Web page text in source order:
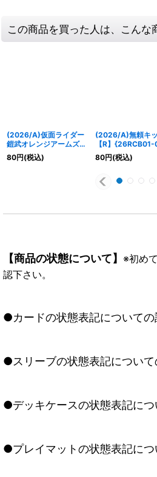
この商品を買った人は、こんな
(2026/A)仮面ライダー
鎧武オレンジアームズ
【R】{26RCB01-001}
《赤》
80円(税込)
(2026/A)無頼キ
【R】
《赤》
80円(税込)
【商品の状態について】 ※初め
認下さい。
●カードの状態表記についての
●スリーブの状態表記について
●デッキケースの状態表記につ
●プレイマットの状態表記につ